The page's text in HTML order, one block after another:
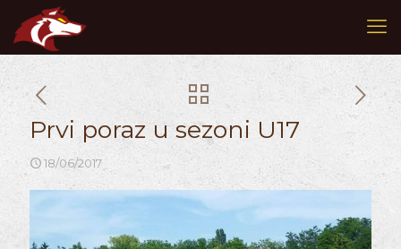
Prvi poraz u sezoni U17
18/06/2017